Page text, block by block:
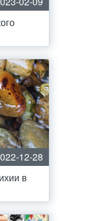
12-28
в